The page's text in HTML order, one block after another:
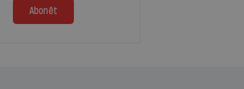
Abonēt